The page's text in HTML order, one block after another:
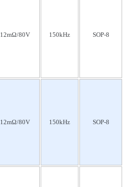
12mΩ/80V 150kHz SOP-8
12mΩ/80V 150kHz SOP-8